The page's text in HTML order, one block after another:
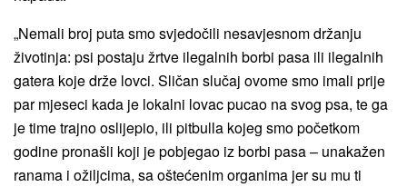
„Nemali broj puta smo svjedočili nesavjesnom držanju
životinja: psi postaju žrtve ilegalnih borbi pasa ili ilegalnih
gatera koje drže lovci. Sličan slučaj ovome smo imali prije
par mjeseci kada je lokalni lovac pucao na svog psa, te ga
je time trajno oslijepio, ili pitbulla kojeg smo početkom
godine pronašli koji je pobjegao iz borbi pasa – unakažen
ranama i ožiljcima, sa oštećenim organima jer su mu ti